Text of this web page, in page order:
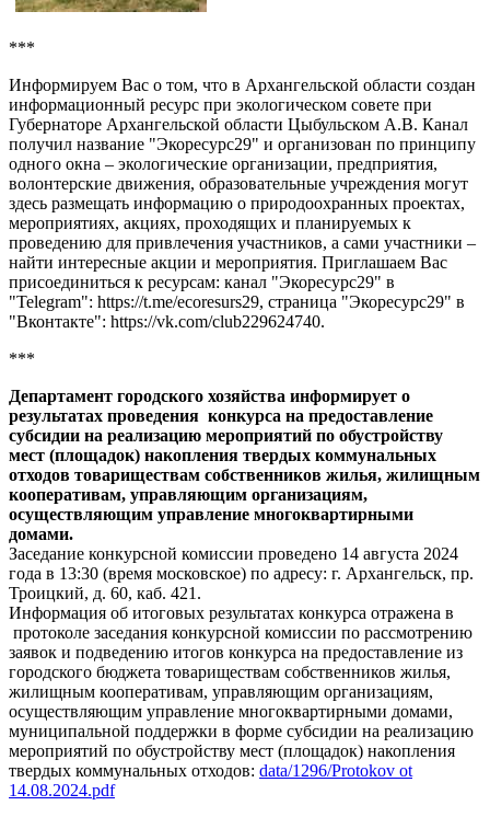
***
Информируем Вас о том, что в Архангельской области создан
информационный ресурс при экологическом совете при
Губернаторе Архангельской области Цыбульском А.В. Канал
получил название "Экоресурс29" и организован по принципу
одного окна – экологические организации, предприятия,
волонтерские движения, образовательные учреждения могут
здесь размещать информацию о природоохранных проектах,
мероприятиях, акциях, проходящих и планируемых к
проведению для привлечения участников, а сами участники –
найти интересные акции и мероприятия. Приглашаем Вас
присоединиться к ресурсам: канал "Экоресурс29" в
"Telegram": https://t.me/ecoresurs29, страница "Экоресурс29" в
"Вконтакте": https://vk.com/club229624740.
***
Департамент городского хозяйства информирует о
результатах проведения конкурса на предоставление
субсидии на реализацию мероприятий по обустройству
мест (площадок) накопления твердых коммунальных
отходов товариществам собственников жилья, жилищным
кооперативам, управляющим организациям,
осуществляющим управление многоквартирными
домами.
Заседание конкурсной комиссии проведено 14 августа 2024
года в 13:30 (время московское) по адресу: г. Архангельск, пр.
Троицкий, д. 60, каб. 421.
Информация об итоговых результатах конкурса отражена в
протоколе заседания конкурсной комиссии по рассмотрению
заявок и подведению итогов конкурса на предоставление из
городского бюджета товариществам собственников жилья,
жилищным кооперативам, управляющим организациям,
осуществляющим управление многоквартирными домами,
муниципальной поддержки в форме субсидии на реализацию
мероприятий по обустройству мест (площадок) накопления
твердых коммунальных отходов: data/1296/Protokov ot
14.08.2024.pdf